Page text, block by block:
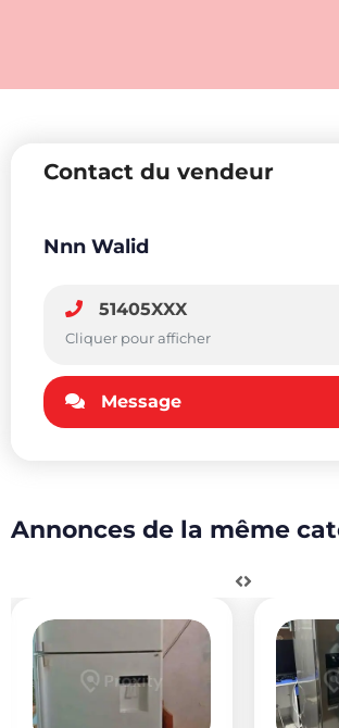
Contact du vendeur
Nnn Walid
51405XXX
Cliquer pour afficher
Message
Annonces de la même